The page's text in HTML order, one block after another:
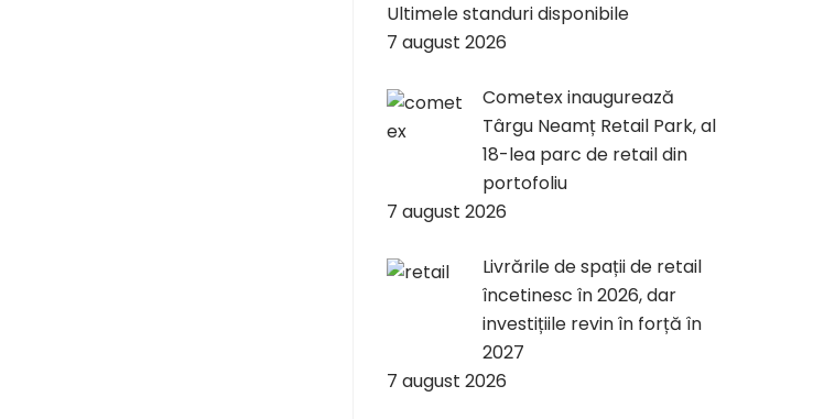
Ultimele standuri disponibile
7 august 2026
Cometex inaugurează
Târgu Neamț Retail Park, al
18-lea parc de retail din
portofoliu
7 august 2026
Livrările de spații de retail
încetinesc în 2026, dar
investițiile revin în forță în
2027
7 august 2026